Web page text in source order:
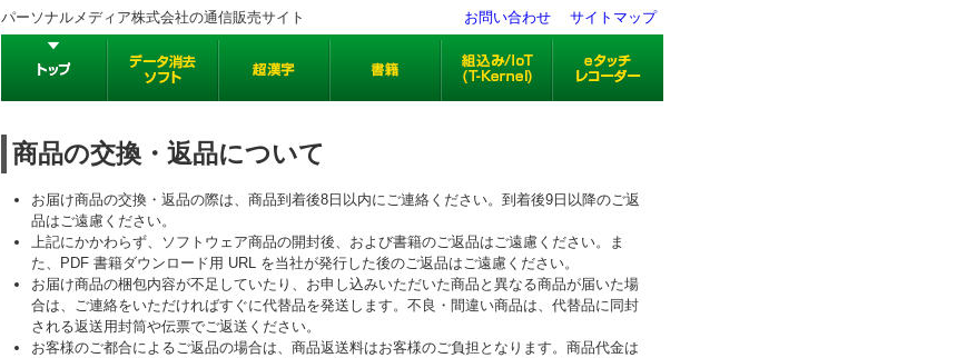
商品の交換・返品について
お届け商品の交換・返品の際は、商品到着後8日以内にご連絡ください。到着後9日以降のご返
品はご遠慮ください。
上記にかかわらず、ソフトウェア商品の開封後、および書籍のご返品はご遠慮ください。ま
た、PDF 書籍ダウンロード用 URL を当社が発行した後のご返品はご遠慮ください。
お届け商品の梱包内容が不足していたり、お申し込みいただいた商品と異なる商品が届いた場
合は、ご連絡をいただければすぐに代替品を発送します。不良・間違い商品は、代替品に同封
される返送用封筒や伝票でご返送ください。
お客様のご都合によるご返品の場合は、商品返送料はお客様のご負担となります。商品代金は
お問い合わせ サイトマップ
パーソナルメディア株式会社の通信販売サイト